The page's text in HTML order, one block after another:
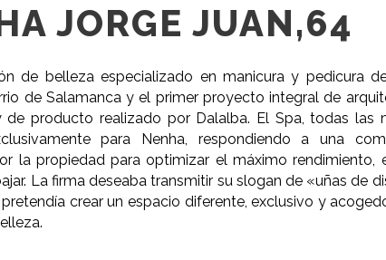
JORGE JUAN,64
de belleza especializado en manicura y pedicura
de Salamanca y el primer proyecto integral de
producto realizado por Dalalba. El Spa, todas las
para Nenha, respondiendo a una
la propiedad para optimizar el máximo
La firma deseaba transmitir su slogan de «uñas de
crear un espacio diferente, exclusivo y